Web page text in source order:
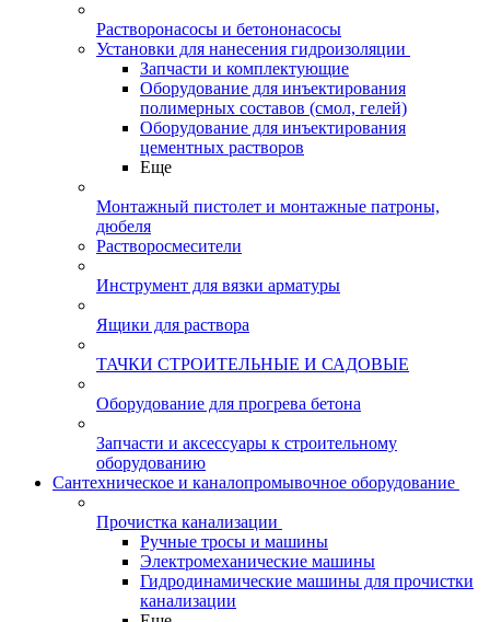
Растворонасосы и бетононасосы
Установки для нанесения гидроизоляции
Запчасти и комплектующие
Оборудование для инъектирования
полимерных составов (смол, гелей)
Оборудование для инъектирования
цементных растворов
Еще
Монтажный пистолет и монтажные патроны,
дюбеля
Растворосмесители
Инструмент для вязки арматуры
Ящики для раствора
ТАЧКИ СТРОИТЕЛЬНЫЕ И САДОВЫЕ
Оборудование для прогрева бетона
Запчасти и аксессуары к строительному
оборудованию
Сантехническое и каналопромывочное оборудование
Прочистка канализации
Ручные тросы и машины
Электромеханические машины
Гидродинамические машины для прочистки
канализации